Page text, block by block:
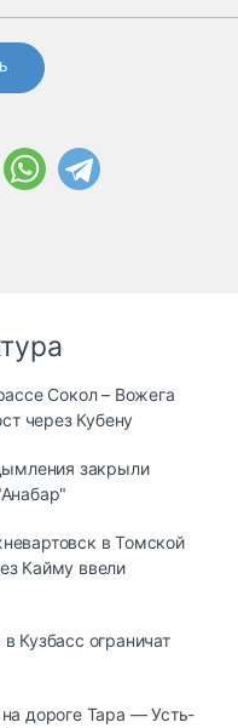
Сокол – Вожега
через Кубену
закрыли
в Томской
Кайму ввели
Кузбасс ограничат
дороге Тара — Усть-